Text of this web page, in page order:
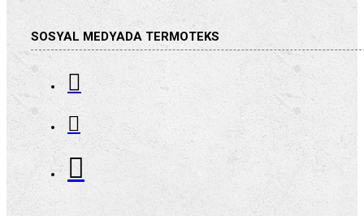
SOSYAL MEDYADA TERMOTEKS